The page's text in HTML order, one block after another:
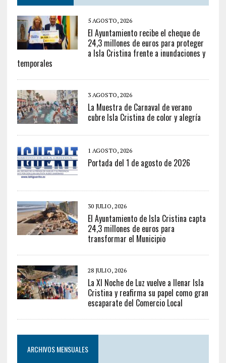
5 AGOSTO, 2026
El Ayuntamiento recibe el cheque de
24,3 millones de euros para proteger
a Isla Cristina frente a inundaciones y
temporales
3 AGOSTO, 2026
La Muestra de Carnaval de verano
cubre Isla Cristina de color y alegría
1 AGOSTO, 2026
Portada del 1 de agosto de 2026
30 JULIO, 2026
El Ayuntamiento de Isla Cristina capta
24,3 millones de euros para
transformar el Municipio
28 JULIO, 2026
La XI Noche de Luz vuelve a llenar Isla
Cristina y reafirma su papel como gran
escaparate del Comercio Local
ARCHIVOS MENSUALES